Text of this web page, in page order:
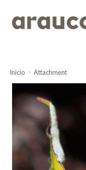
Inicio Attachment